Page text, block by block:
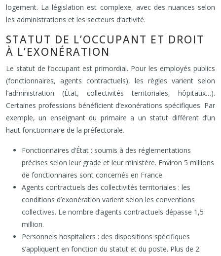
logement. La législation est complexe, avec des nuances selon
les administrations et les secteurs d’activité.
STATUT DE L’OCCUPANT ET DROIT
À L’EXONÉRATION
Le statut de l’occupant est primordial. Pour les employés publics
(fonctionnaires, agents contractuels), les règles varient selon
l’administration (État, collectivités territoriales, hôpitaux…).
Certaines professions bénéficient d’exonérations spécifiques. Par
exemple, un enseignant du primaire a un statut différent d’un
haut fonctionnaire de la préfectorale.
Fonctionnaires d’État : soumis à des réglementations
précises selon leur grade et leur ministère. Environ 5 millions
de fonctionnaires sont concernés en France.
Agents contractuels des collectivités territoriales : les
conditions d’exonération varient selon les conventions
collectives. Le nombre d’agents contractuels dépasse 1,5
million.
Personnels hospitaliers : des dispositions spécifiques
s’appliquent en fonction du statut et du poste. Plus de 2